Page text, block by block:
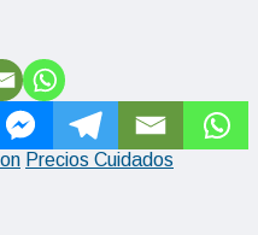
Precios Cuidados